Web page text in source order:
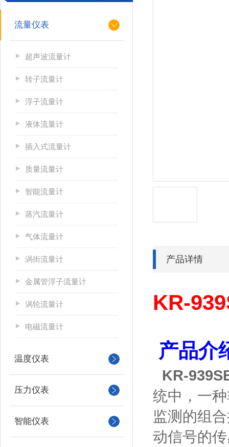
流量仪表
超声波流量计
转子流量计
浮子流量计
液体流量计
插入式流量计
质量流量计
智能流量计
蒸汽流量计
气体流量计
涡街流量计
金属管浮子流量计
涡轮流量计
电磁流量计
温度仪表
压力仪表
智能仪表
产品详情
KR-
产品介
KR-
统中，一
监测的组
动信号的